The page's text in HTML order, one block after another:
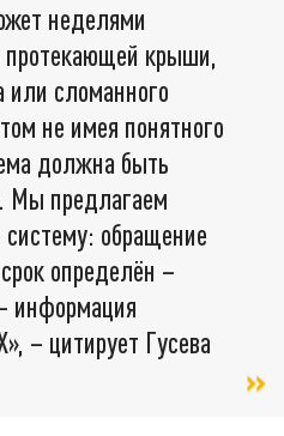
неделями
протекающей крыши,
или сломанного
не имея понятного
должна быть
Мы предлагаем
обращение
определён –
информация
– цитирует Гусева